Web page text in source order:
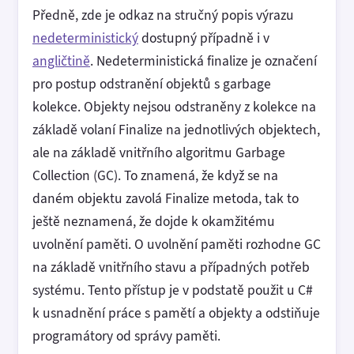
Předně, zde je odkaz na stručný popis výrazu
nedeterministickýdostupný případně i v
angličtině. Nedeterministická finalize je označení
pro postup odstranění objektů s garbage
kolekce. Objekty nejsou odstraněny z kolekce na
základě volaní Finalize na jednotlivých objektech,
ale na základě vnitřního algoritmu Garbage
Collection (GC). To znamená, že když se na
daném objektu zavolá Finalize metoda, tak to
ještě neznamená, že dojde k okamžitému
uvolnění paměti. O uvolnění paměti rozhodne GC
na základě vnitřního stavu a případných potřeb
systému. Tento přístup je v podstatě použit u C#
k usnadnění práce s pamětí a objekty a odstiňuje
programátory od správy paměti.